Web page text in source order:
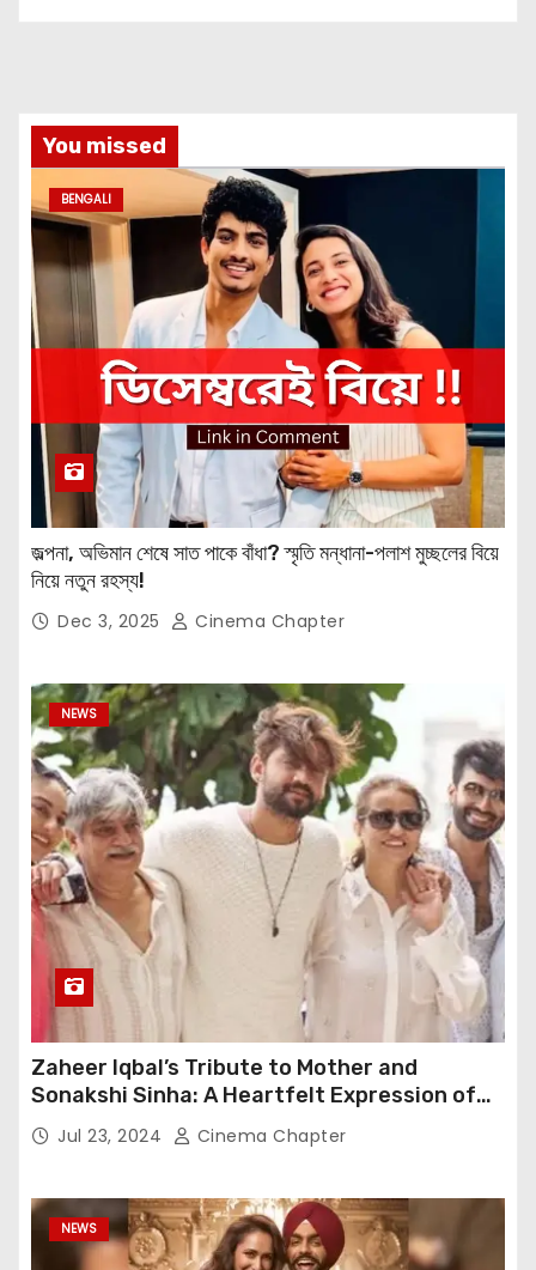
You missed
BENGALI
জল্পনা, অভিমান শেষে সাত পাকে বাঁধা? স্মৃতি মন্ধানা-পলাশ মুচ্ছলের বিয়ে
নিয়ে নতুন রহস্য!
Dec 3, 2025 Cinema Chapter
NEWS
Zaheer Iqbal’s Tribute to Mother and
Sonakshi Sinha: A Heartfelt Expression of
Gratitude
Jul 23, 2024 Cinema Chapter
NEWS